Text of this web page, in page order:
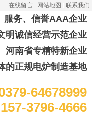
在线留言 网站地图 联系我们
服务、信誉AAA企业
明诚信经营示范企业
河南省专精特新企业
的正规电炉制造基地
64678999
157-3796-4666